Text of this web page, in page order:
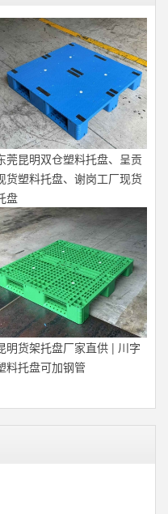
莞昆明双仓塑料托盘、呈贡
货塑料托盘、谢岗工厂现货
盘
明货架托盘厂家直供 | 川字
料托盘可加钢管